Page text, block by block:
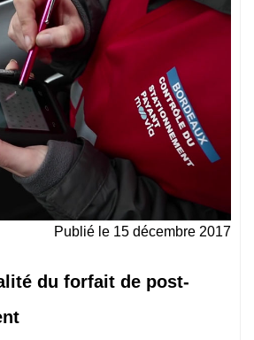
Publié le 15 décembre 2017
du forfait de post-